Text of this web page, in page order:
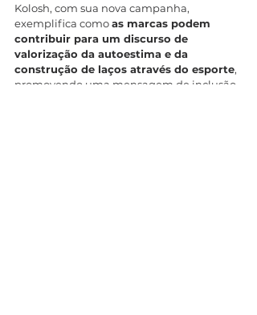
Kolosh, com sua nova campanha,
exemplifica como as marcas podem
contribuir para um discurso de
valorização da autoestima e da
construção de laços através do esporte,
promovendo uma mensagem de inclusão